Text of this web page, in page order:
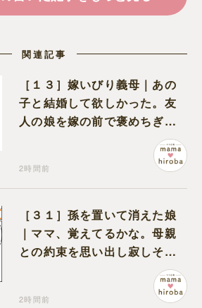
関連記事
［１３］嫁いびり義母｜あの
子と結婚して欲しかった。友
人の娘を嫁の前で褒めちぎる
2時間前
［３１］孫を置いて消えた娘
｜ママ、覚えてるかな。母親
との約束を思い出し寂しそう
2時間前